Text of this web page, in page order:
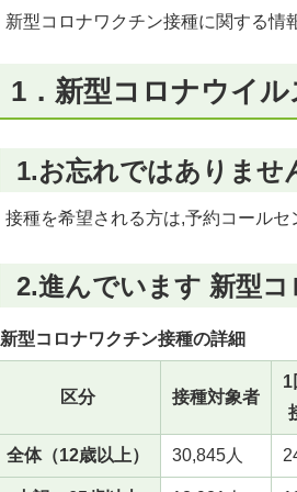
新型コロナワクチン接種に関する情
1．新型コロナウイ
1.お忘れではありませ
接種を希望される方は,予約コール
2.進んでいます 新型
新型コロナワクチン接種の詳細
区分 接種対象者
1
全体（12歳以上） 30,845人